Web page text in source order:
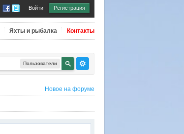
Войти Регистрация
Яхты и рыбалка Контакты
Пользователи
Новое на форуме